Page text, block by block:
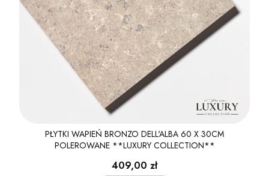
PŁYTKI WAPIEŃ BRONZO DELL'ALBA 60 X 30CM
POLEROWANE **LUXURY COLLECTION**
Cena
409,00 zł